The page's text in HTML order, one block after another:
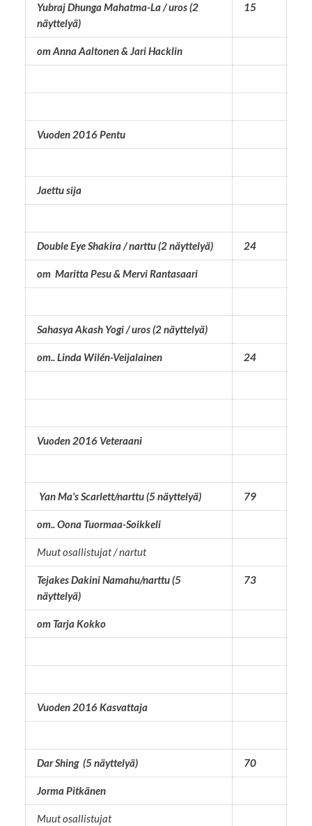
Yubraj Dhunga Mahatma-La / uros (2
näyttelyä)
15
om Anna Aaltonen & Jari Hacklin
Vuoden 2016 Pentu
Jaettu sija
Double Eye Shakira / narttu (2 näyttelyä) 24
om Maritta Pesu & Mervi Rantasaari
Sahasya Akash Yogi / uros (2 näyttelyä)
om.. Linda Wilén-Veijalainen 24
Vuoden 2016 Veteraani
Yan Ma's Scarlett/narttu (5 näyttelyä) 79
om.. Oona Tuormaa-Soikkeli
Muut osallistujat / nartut
Tejakes Dakini Namahu/narttu (5
näyttelyä)
73
om Tarja Kokko
Vuoden 2016 Kasvattaja
Dar Shing (5 näyttelyä) 70
Jorma Pitkänen
Muut osallistujat